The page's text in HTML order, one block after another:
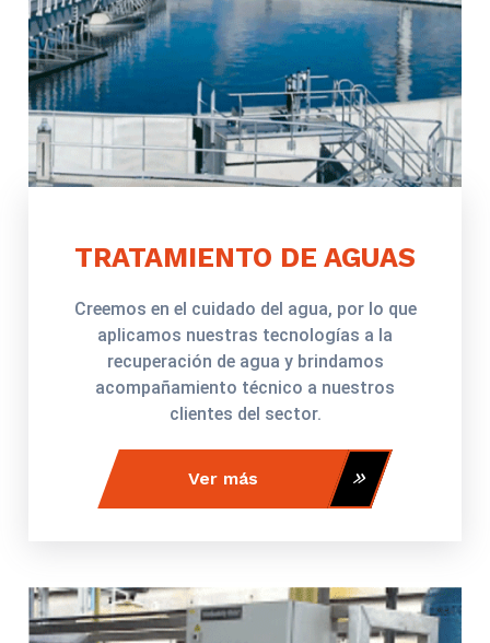
TRATAMIENTO DE AGUAS
Creemos en el cuidado del agua, por lo que
aplicamos nuestras tecnologías a la
recuperación de agua y brindamos
acompañamiento técnico a nuestros
clientes del sector.
Ver más